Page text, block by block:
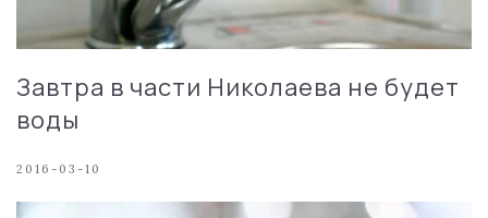
Завтра в части Николаева не будет
воды
2016-03-10